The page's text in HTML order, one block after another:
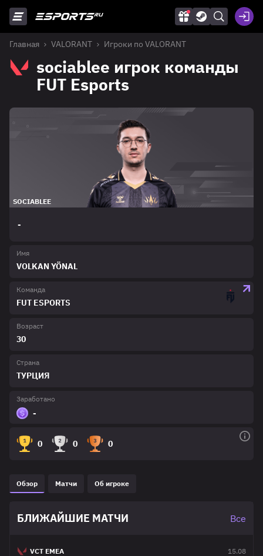
Главная VALORANT Игроки по VALORANT
sociablee игрок команды
FUT Esports
SOCIABLEE
-
Имя
VOLKAN YÖNAL
Команда
FUT ESPORTS
Возраст
30
Страна
ТУРЦИЯ
Заработано
-
0 0 0
Обзор Матчи Об игроке
БЛИЖАЙШИЕ МАТЧИ Все
VCT EMEA 15.08